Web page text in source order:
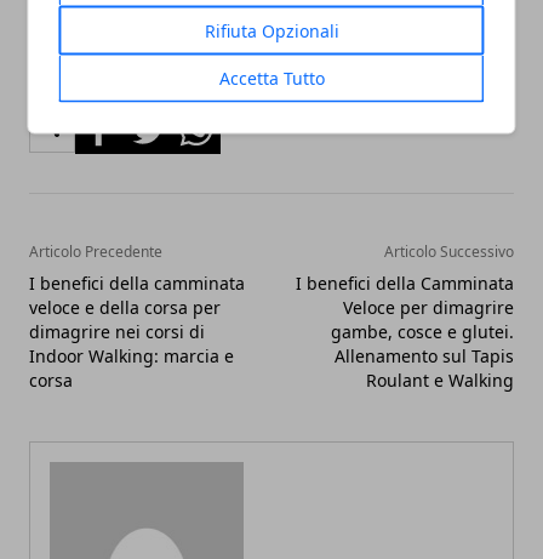
Rifiuta Opzionali
Accetta Tutto
Articolo Precedente
I benefici della camminata
veloce e della corsa per
dimagrire nei corsi di
Indoor Walking: marcia e
corsa
Articolo Successivo
I benefici della Camminata
Veloce per dimagrire
gambe, cosce e glutei.
Allenamento sul Tapis
Roulant e Walking